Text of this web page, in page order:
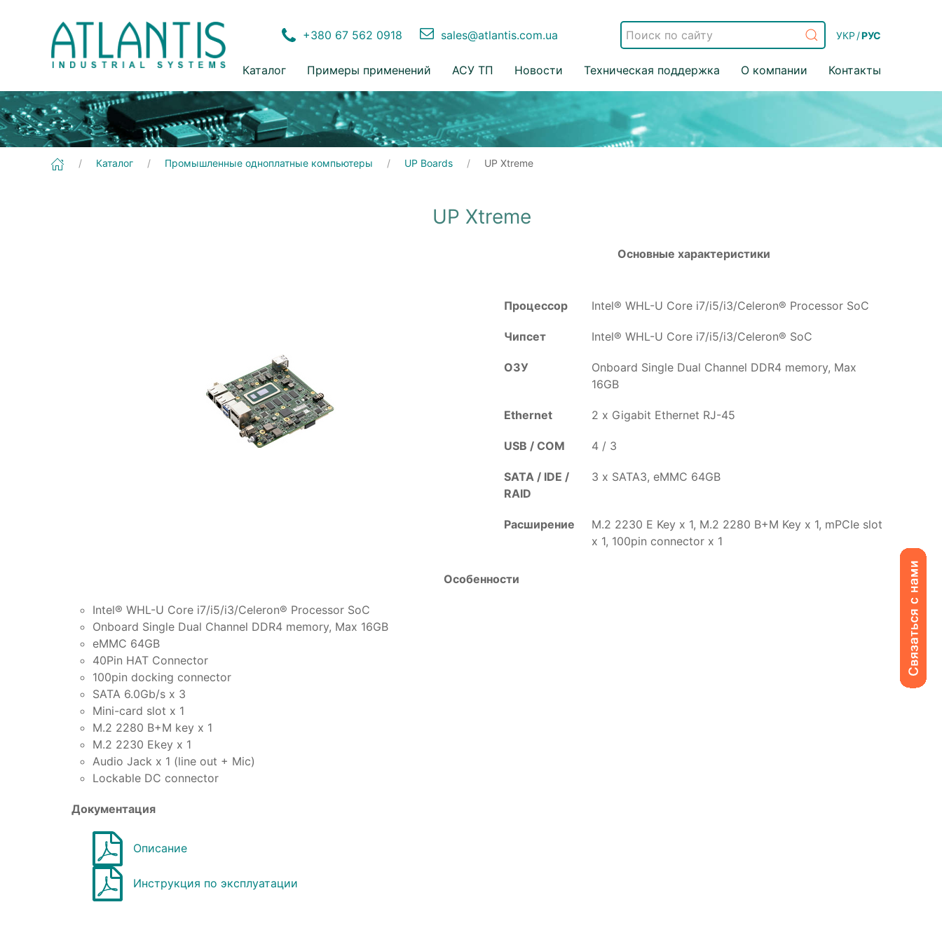
+380 67 562 0918 sales@atlantis.com.ua УКР /РУС
Каталог Примеры применений АСУ ТП Новости Техническая поддержка О компании Контакты
Каталог Промышленные одноплатные компьютеры UP Boards UP Xtreme
UP Xtreme
Основные характеристики
Процессор Intel® WHL-U Core i7/i5/i3/Celeron® Processor SoC
Чипсет Intel® WHL-U Core i7/i5/i3/Celeron® SoC
ОЗУ
Onboard Single Dual Channel DDR4 memory, Max
16GB
Ethernet 2 x Gigabit Ethernet RJ-45
USB / COM 4 / 3
SATA / IDE /
RAID
3 x SATA3, eMMC 64GB
Расширение
M.2 2230 E Key x 1, M.2 2280 B+M Key x 1, mPCIe slot
x 1, 100pin connector x 1
Особенности
Intel® WHL-U Core i7/i5/i3/Celeron® Processor SoC
Onboard Single Dual Channel DDR4 memory, Max 16GB
eMMC 64GB
40Pin HAT Connector
100pin docking connector
SATA 6.0Gb/s x 3
Mini-card slot x 1
M.2 2280 B+M key x 1
M.2 2230 Ekey x 1
Audio Jack x 1 (line out + Mic)
Lockable DC connector
Документация
Описание
Инструкция по эксплуатации